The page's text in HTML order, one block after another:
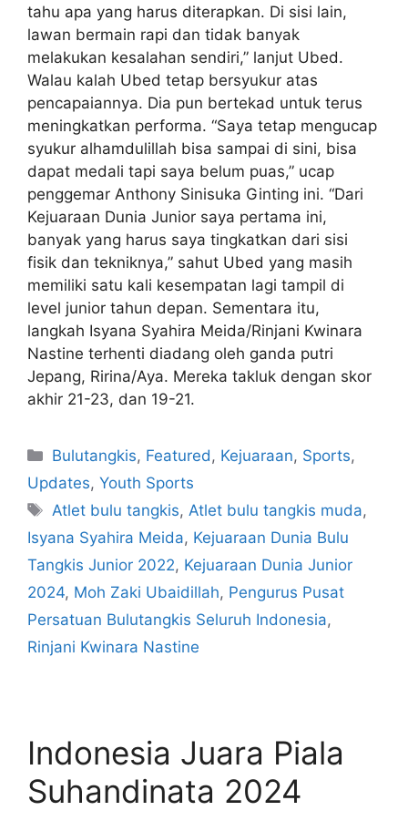
tahu apa yang harus diterapkan. Di sisi lain,
lawan bermain rapi dan tidak banyak
melakukan kesalahan sendiri,” lanjut Ubed.
Walau kalah Ubed tetap bersyukur atas
pencapaiannya. Dia pun bertekad untuk terus
meningkatkan performa. “Saya tetap mengucap
syukur alhamdulillah bisa sampai di sini, bisa
dapat medali tapi saya belum puas,” ucap
penggemar Anthony Sinisuka Ginting ini. “Dari
Kejuaraan Dunia Junior saya pertama ini,
banyak yang harus saya tingkatkan dari sisi
fisik dan tekniknya,” sahut Ubed yang masih
memiliki satu kali kesempatan lagi tampil di
level junior tahun depan. Sementara itu,
langkah Isyana Syahira Meida/Rinjani Kwinara
Nastine terhenti diadang oleh ganda putri
Jepang, Ririna/Aya. Mereka takluk dengan skor
akhir 21-23, dan 19-21.
Bulutangkis, Featured, Kejuaraan, Sports,
Updates, Youth Sports
Atlet bulu tangkis,Atlet bulu tangkis muda,
Isyana Syahira Meida, Kejuaraan Dunia Bulu
Tangkis Junior 2022, Kejuaraan Dunia Junior
2024, Moh Zaki Ubaidillah, Pengurus Pusat
Persatuan Bulutangkis Seluruh Indonesia,
Rinjani Kwinara Nastine
Indonesia Juara Piala
Suhandinata 2024